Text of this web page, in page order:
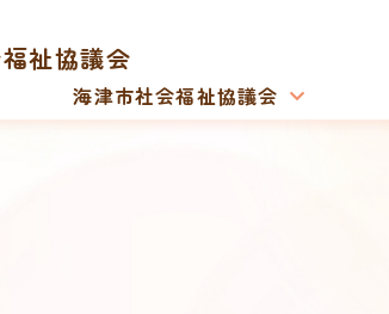
祉協議会
海津市社会福祉協議会